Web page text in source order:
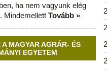
ha nem vagyunk elég
Mindemellett Tovább »
MAGYAR AGRÁR- ÉS
EGYETEM